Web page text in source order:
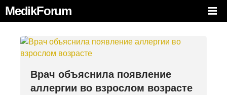
MedikForum
Врач объяснила появление
аллергии во взрослом возрасте